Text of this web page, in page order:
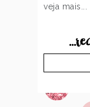
veja mais...